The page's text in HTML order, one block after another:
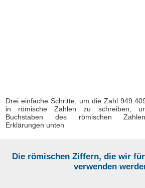
Drei einfache Schritte, um die Zahl
in römische Zahlen zu schreiben,
Buchstaben des römischen
Erklärungen unten
Die römischen Ziffern, die wir
verwenden